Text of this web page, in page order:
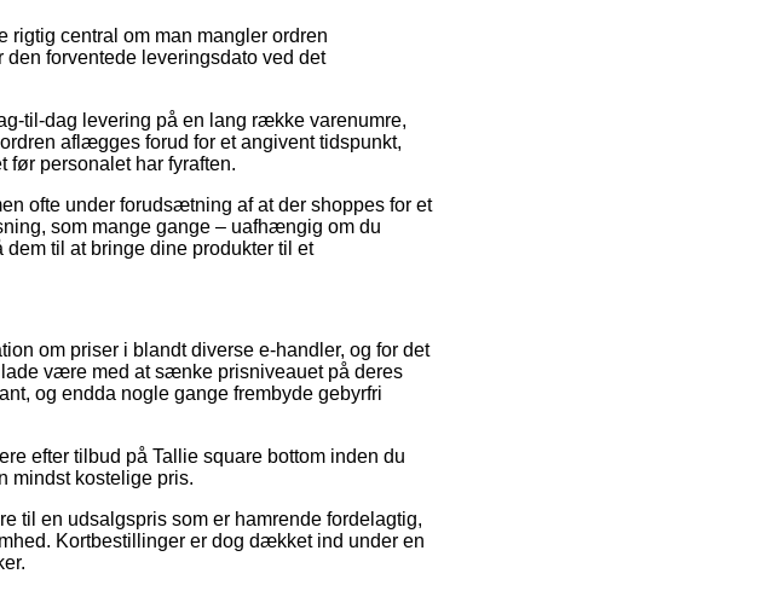
central om man mangler ordren
forventede leveringsdato ved det
til-dag levering på en lang række varenumre,
aflægges forud for et angivent tidspunkt,
før personalet har fyraften.
ofte under forudsætning af at der shoppes for et
som mange gange – uafhængig om du
til at bringe dine produkter til et
om priser i blandt diverse e-handler, og for det
være med at sænke prisniveauet på deres
og endda nogle gange frembyde gebyrfri
efter tilbud på Tallie square bottom inden du
mindst kostelige pris.
til en udsalgspris som er hamrende fordelagtig,
Kortbestillinger er dog dækket ind under en